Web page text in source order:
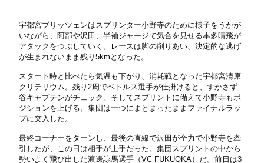
宇都宮ブリッツェンはスプリンター小野寺のために様子をうかが
いながら、阿部や沢田、半袖ジャージで気合を見せる本多晴飛が
アタックをつぶしていく。レースは脚の削りあい、決定的な逃げ
が生まれないまま残り5kmとなった。
スタート時と比べたら気温も下がり、消耗戦となった宇都宮清原
クリテリウム。残り2周でベトルス選手が仕掛けると、すかさず
谷キャプテンがチェック。そしてスプリントに備えて小野寺もポ
ジションを上げる。集団は一つにまとまったままファイナルラッ
プに突入した。
最終コーナーをターンし、最後の直線で沢田が全力で小野寺を牽
引したが、この日は相手が上手だった。集団スプリントの中から
勢いよく飛び出した渡邊諒馬選手（VC FUKUOKA）だ。前日は3